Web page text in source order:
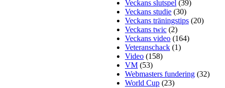
Veckans slutspel (39)
Veckans studie (30)
Veckans träningstips (20)
Veckans twic (2)
Veckans video (164)
Veteranschack (1)
Video (158)
VM (53)
Webmasters fundering (32)
World Cup (23)